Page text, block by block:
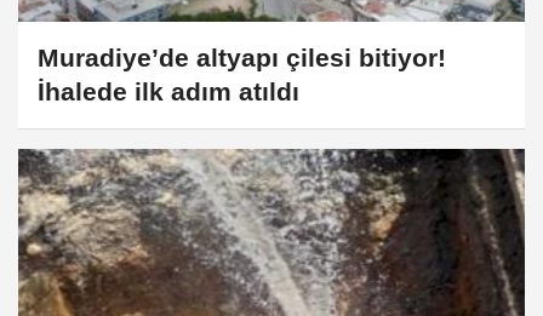
Muradiye’de altyapı çilesi bitiyor!
İhalede ilk adım atıldı